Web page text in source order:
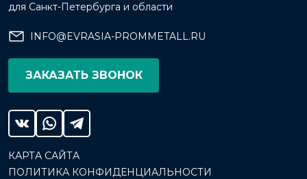
для Санкт-Петербурга и области
INFO@EVRASIA-PROMMETALL.RU
ЗАКАЗАТЬ ЗВОНОК
КАРТА САЙТА
ПОЛИТИКА КОНФИДЕНЦИАЛЬНОСТИ